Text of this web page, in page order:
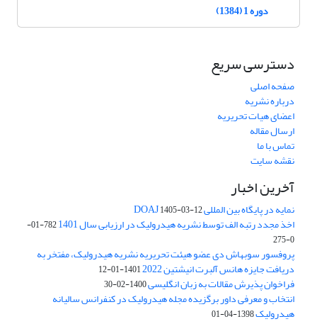
دوره 1 (1384)
دسترسی سریع
صفحه اصلی
درباره نشریه
اعضای هیات تحریریه
ارسال مقاله
تماس با ما
نقشه سایت
آخرین اخبار
نمایه در پایگاه بین المللی DOAJ1405-03-12
اخذ مجدد رتبه الف توسط نشریه هیدرولیک در ارزیابی سال 1401
782-01-
0-275
پروفسور سوبهاش دی عضو هیئت تحریریه نشریه هیدرولیک، مفتخر به
دریافت جایزه هانس آلبرت انیشتین 2022 1401-01-12
فراخوان پذیرش مقالات به زبان انگلیسی1400-02-30
انتخاب و معرفی داور برگزیده مجله هیدرولیک در کنفرانس سالیانه
هیدرولیک1398-04-01